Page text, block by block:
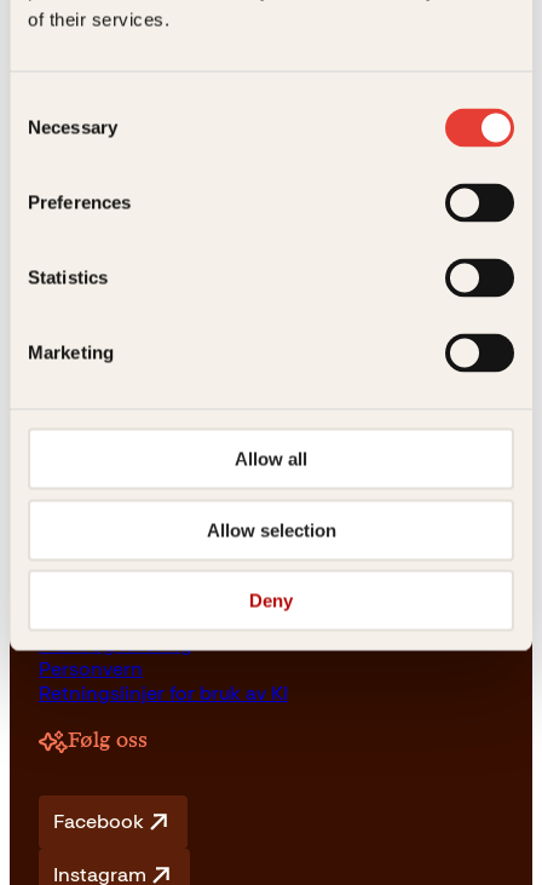
of their services.
Selection
Necessary
Preferences
Statistics
Marketing
Allow all
Allow selection
Deny
For bokhandlere og forfattere
Les her
post@kagge.no
Adresse
Kagge Forlag AS
Frakt og levering
Personvern
Retningslinjer for bruk av KI
Følg oss
Facebook
Instagram